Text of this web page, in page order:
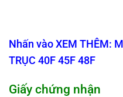
Nhấn vào XEM THÊM:
TRỤC 40F 45F 48F
Giấy chứng nhận